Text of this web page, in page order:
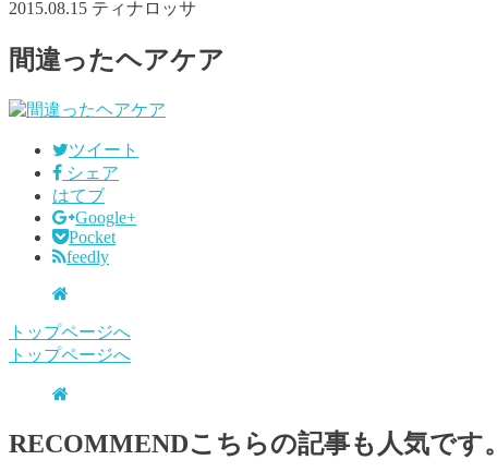
2015.08.15 ティナロッサ
間違ったヘアケア
ツイート
シェア
はてブ
Google+
Pocket
feedly
トップページへ
トップページへ
RECOMMENDこちらの記事も人気です。